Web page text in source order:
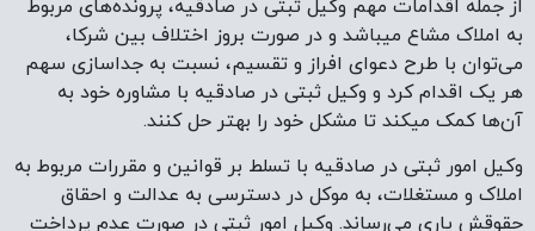
املاک یاری کند و مستر داد با ارائه مشاوره حقوقی دقیق به شما
کمک میکند تا با آگاهی و اعتماد بنفس بیشتری پرونده را
پیگیری کنید برای اطلاعات بیشتر و مشاوره با مستر داد با
شماره 09222922909 تماس بگیرید. در برخی موارد، ممکن است
اسناد و مدارک مربوط به املاک و مستغلات، جعلی یا خلاف قانون
باشد در این صورت، می‌توان با کمک گرفتن از وکیل امور ثبتی و
طرح دعوای ابطال سند، نسبت به بطلان آن سند اقدام کرد. وکیل
امور ثبتی در صادقیه با توجه به دانش حقوقی که دارد، در کنار